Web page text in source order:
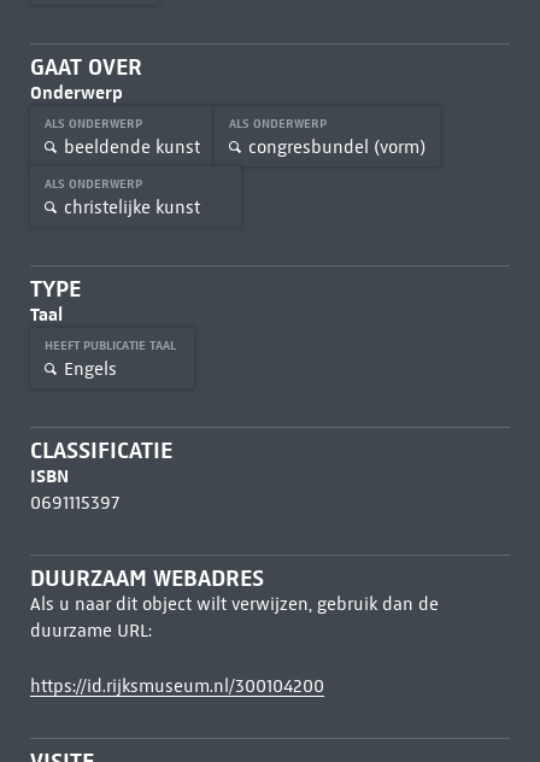
GAAT OVER
Onderwerp
ALS ONDERWERP
beeldende kunst
ALS ONDERWERP
congresbundel (vorm)
ALS ONDERWERP
christelijke kunst
TYPE
Taal
HEEFT PUBLICATIE TAAL
Engels
CLASSIFICATIE
ISBN
0691115397
DUURZAAM WEBADRES
Als u naar dit object wilt verwijzen, gebruik dan de
duurzame URL:
https://id.rijksmuseum.nl/300104200